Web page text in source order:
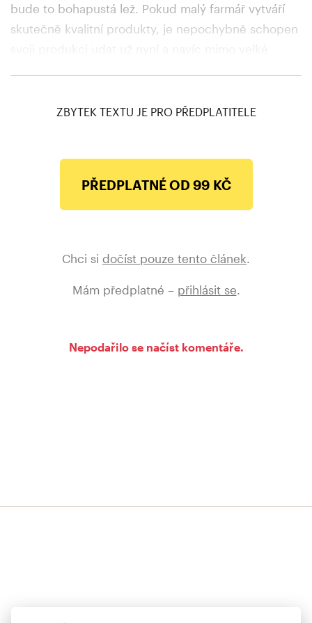
bude to bohapustá lež. Pokud malý farmář vytváří
skutečně kvalitní produkty, je nepochybně schopen
ZBYTEK TEXTU JE PRO PŘEDPLATITELE
PŘEDPLATNÉ OD 99 KČ
Chci si dočíst pouze tento článek.
Mám předplatné – přihlásit se.
Nepodařilo se načíst komentáře.